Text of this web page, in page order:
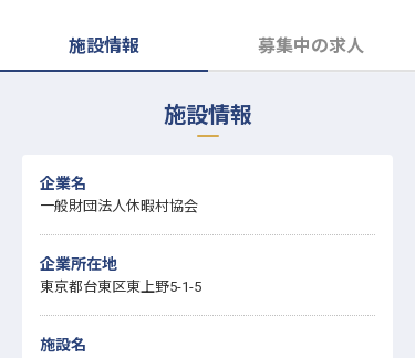
施設情報 募集中の求人
施設情報
企業名
一般財団法人休暇村協会
企業所在地
東京都台東区東上野5-1-5
施設名